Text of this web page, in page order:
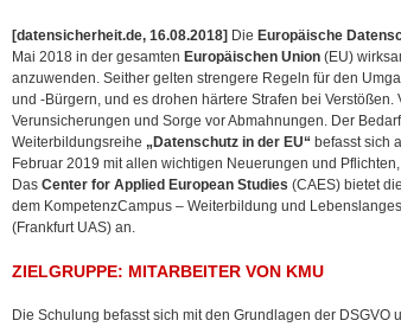
[datensicherheit.de, 16.08.2018] Die Europäische
Mai 2018 in der gesamten Europäischen Union (EU)
anzuwenden. Seither gelten strengere Regeln für den
und -Bürgern, und es drohen härtere Strafen bei
Verunsicherungen und Sorge vor Abmahnungen. Der
Weiterbildungsreihe „Datenschutz in der EU“ befasst sich
Februar 2019 mit allen wichtigen Neuerungen und
Das Center for Applied European Studies (CAES) bietet
dem KompetenzCampus – Weiterbildung und
(Frankfurt UAS) an.
ZIELGRUPPE: MITARBEITER VON KMU
Die Schulung befasst sich mit den Grundlagen der